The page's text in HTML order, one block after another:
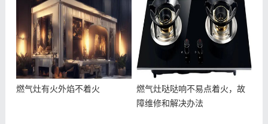
燃气灶有火外焰不着火
燃气灶哒哒响不易点着火，故
障维修和解决办法